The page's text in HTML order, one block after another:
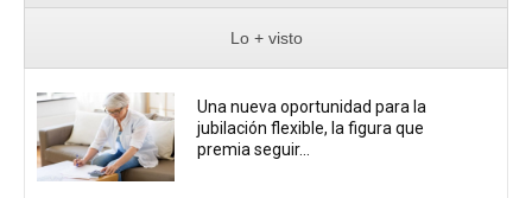
Lo + visto
Una nueva oportunidad para la
jubilación flexible, la figura que
premia seguir...